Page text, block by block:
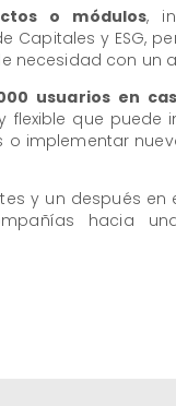
o módulos,
Capitales y ESG,
necesidad con un
usuarios en
flexible que puede
o implementar
y un después en
hacia